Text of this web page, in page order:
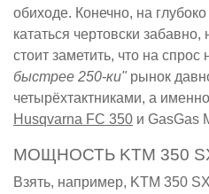
обиходе. Конечно, на
кататься чертовски
стоит заметить, что на спрос
быстрее 250-ки" рынок
четырёхтактниками, а именно
Husqvarna FC 350 и GasGas
МОЩНОСТЬ KTM 350
Взять, например, KTM 350